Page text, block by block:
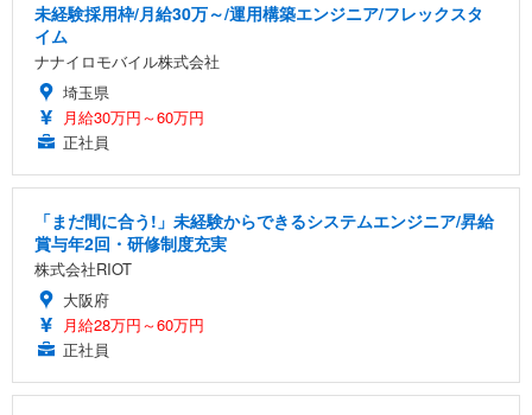
未経験採用枠/月給30万～/運用構築エンジニア/フレックスタ
イム
ナナイロモバイル株式会社
埼玉県
月給30万円～60万円
正社員
「まだ間に合う!」未経験からできるシステムエンジニア/昇給
賞与年2回・研修制度充実
株式会社RIOT
大阪府
月給28万円～60万円
正社員